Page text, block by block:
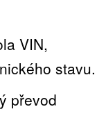
VIN,
stavu.
převod